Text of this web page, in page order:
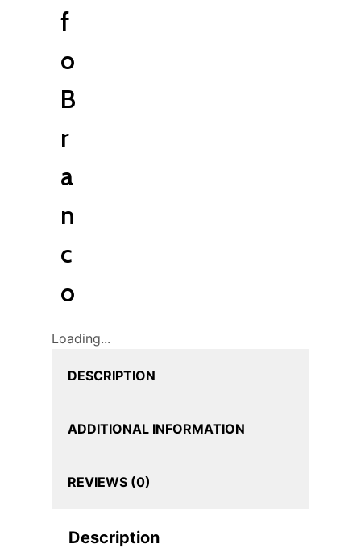
f
o
B
r
a
n
c
o
Loading...
DESCRIPTION
ADDITIONAL INFORMATION
REVIEWS (0)
Description